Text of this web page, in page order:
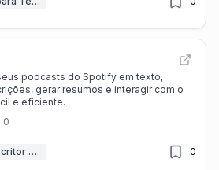
podcasts do Spotify em texto,
gerar resumos e interagir com o
e eficiente.
Transcritor de IA 0